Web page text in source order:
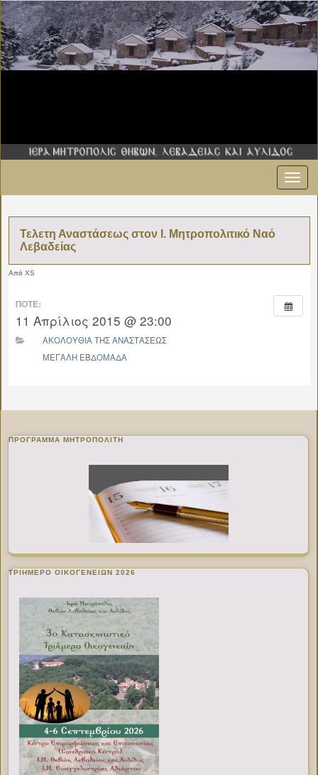
Τελετη Αναστάσεως στον Ι. Μητροπολιτικό Ναό
Λεβαδείας
Από XS
ΠΌΤΕ:
11 Απρίλιος 2015 @ 23:00
ΑΚΟΛΟΥΘΙΑ ΤΗΣ ΑΝΑΣΤΑΣΕΩΣ
ΜΕΓΑΛΗ ΕΒΔΟΜΑΔΑ
ΠΡΌΓΡΑΜΜΑ ΜΗΤΡΟΠΟΛΊΤΗ
ΤΡΙΗΜΕΡΟ ΟΙΚΟΓΕΝΕΙΩΝ 2026